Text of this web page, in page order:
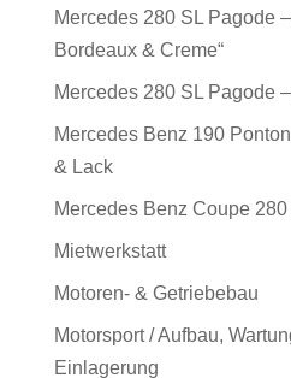
Mercedes 280 SL Pagode
Bordeaux & Creme“
Mercedes 280 SL Pagode
Mercedes Benz 190
& Lack
Mercedes Benz Coupe
Mietwerkstatt
Motoren- & Getriebebau
Motorsport / Aufbau,
Einlagerung